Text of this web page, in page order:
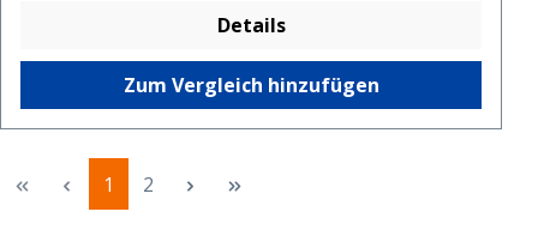
Details
Zum Vergleich hinzufügen
Seite
1 Seite
2